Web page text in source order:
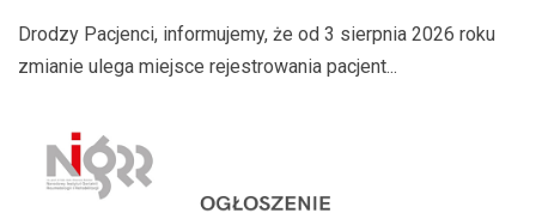
Drodzy Pacjenci, informujemy, że od 3 sierpnia 2026 roku
zmianie ulega miejsce rejestrowania pacjent...